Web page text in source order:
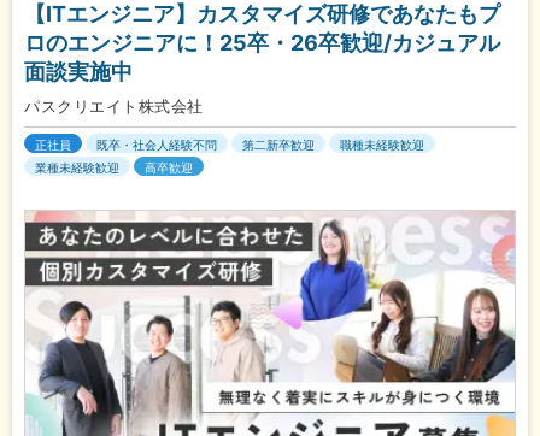
【ITエンジニア】カスタマイズ研修であなたもプ
ロのエンジニアに！25卒・26卒歓迎/カジュアル
面談実施中
パスクリエイト株式会社
正社員 既卒・社会人経験不問 第二新卒歓迎
職種未経験歓迎
業種未経験歓迎
高卒歓迎